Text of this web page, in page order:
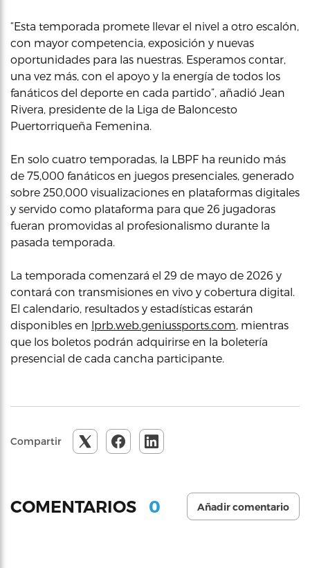
“Esta temporada promete llevar el nivel a otro escalón,
con mayor competencia, exposición y nuevas
oportunidades para las nuestras. Esperamos contar,
una vez más, con el apoyo y la energía de todos los
fanáticos del deporte en cada partido”, añadió Jean
Rivera, presidente de la Liga de Baloncesto
Puertorriqueña Femenina.
En solo cuatro temporadas, la LBPF ha reunido más
de 75,000 fanáticos en juegos presenciales, generado
sobre 250,000 visualizaciones en plataformas digitales
y servido como plataforma para que 26 jugadoras
fueran promovidas al profesionalismo durante la
pasada temporada.
La temporada comenzará el 29 de mayo de 2026 y
contará con transmisiones en vivo y cobertura digital.
El calendario, resultados y estadísticas estarán
disponibles en lprb.web.geniussports.com, mientras
que los boletos podrán adquirirse en la boletería
presencial de cada cancha participante.
Compartir
COMENTARIOS 0 Añadir comentario